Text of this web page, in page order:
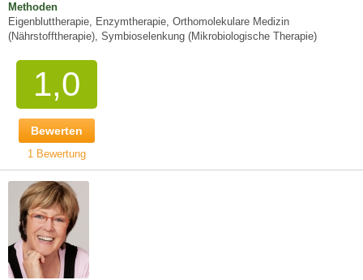
Methoden
Eigenbluttherapie, Enzymtherapie, Orthomolekulare Medizin
(Nährstofftherapie), Symbioselenkung (Mikrobiologische Therapie)
1,0
Bewerten
1 Bewertung